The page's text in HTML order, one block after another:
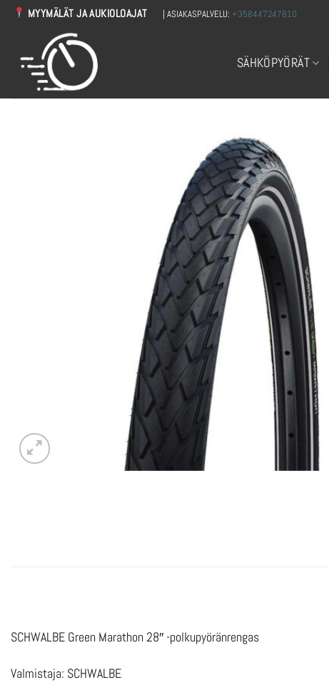
Skip
MYYMÄLÄT JA AUKIOLOAJAT | ASIAKASPALVELU:+358447247810
SÄHKÖPYÖRÄT
SCHWALBE Green Marathon 28″ -polkupyöränrengas
Valmistaja: SCHWALBE